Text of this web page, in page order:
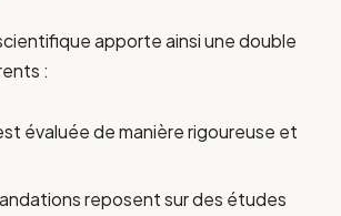
apporte ainsi une double
:
évaluée de manière rigoureuse et
reposent sur des études